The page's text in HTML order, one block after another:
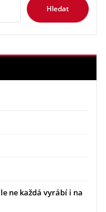
Hledat
ne každá vyrábí i na